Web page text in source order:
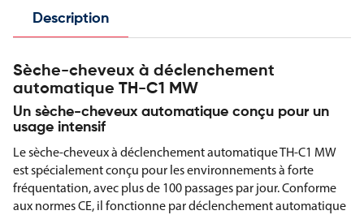
Description
Sèche-cheveux à déclenchement
automatique TH-C1 MW
Un sèche-cheveux automatique conçu pour un
usage intensif
Le sèche-cheveux à déclenchement automatique TH-C1 MW
est spécialement conçu pour les environnements à forte
fréquentation, avec plus de 100 passages par jour. Conforme
aux normes CE, il fonctionne par déclenchement automatique